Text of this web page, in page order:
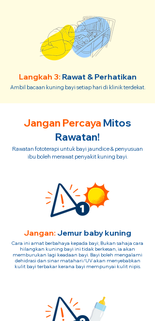
Langkah 3: Rawat & Perhatikan
Ambil bacaan kuning bayi setiap hari di klinik terdekat.
Jangan Percaya Mitos
Rawatan!
Rawatan fototerapi untuk bayi jaundice & penyusuan
ibu boleh merawat penyakit kuning bayi.
Jangan: Jemur baby kuning
Cara ini amat berbahaya kepada bayi; Bukan sahaja cara
hilangkan kuning bayi ini tidak berkesan, ia akan
memburukan lagi keadaan bayi. Bayi boleh mengalami
dehidrasi dan sinar matahari/UV akan menyebabkan
kulit bayi terbakar kerana bayi mempunyai kulit nipis.